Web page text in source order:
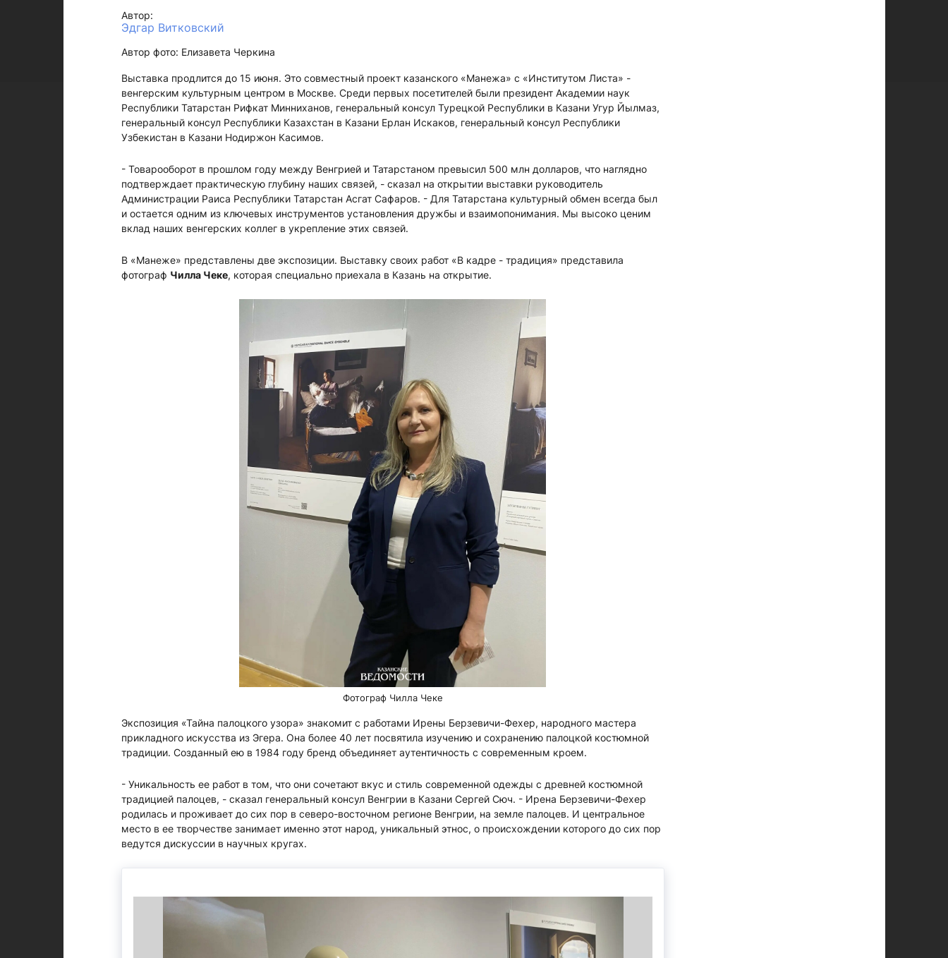
Автор:
Эдгар Витковский
Автор фото: Елизавета Черкина
Выставка продлится до 15 июня. Это совместный проект казанского «Манежа» с «Институтом Листа» -
венгерским культурным центром в Москве. Среди первых посетителей были президент Академии наук
Республики Татарстан Рифкат Минниханов, генеральный консул Турецкой Республики в Казани Угур Йылмаз,
генеральный консул Республики Казахстан в Казани Ерлан Искаков, генеральный консул Республики
Узбекистан в Казани Нодиржон Касимов.
- Товарооборот в прошлом году между Венгрией и Татарстаном превысил 500 млн долларов, что наглядно
подтверждает практическую глубину наших связей, - сказал на открытии выставки руководитель
Администрации Раиса Республики Татарстан Асгат Сафаров. - Для Татарстана культурный обмен всегда был
и остается одним из ключевых инструментов установления дружбы и взаимопонимания. Мы высоко ценим
вклад наших венгерских коллег в укрепление этих связей.
В «Манеже» представлены две экспозиции. Выставку своих работ «В кадре - традиция» представила
фотограф Чилла Чеке, которая специально приехала в Казань на открытие.
Фотограф Чилла Чеке
Экспозиция «Тайна палоцкого узора» знакомит с работами Ирены Берзевичи-Фехер, народного мастера
прикладного искусства из Эгера. Она более 40 лет посвятила изучению и сохранению палоцкой костюмной
традиции. Созданный ею в 1984 году бренд объединяет аутентичность с современным кроем.
- Уникальность ее работ в том, что они сочетают вкус и стиль современной одежды с древней костюмной
традицией палоцев, - сказал генеральный консул Венгрии в Казани Сергей Сюч. - Ирена Берзевичи-Фехер
родилась и проживает до сих пор в северо-восточном регионе Венгрии, на земле палоцев. И центральное
место в ее творчестве занимает именно этот народ, уникальный этнос, о происхождении которого до сих пор
ведутся дискуссии в научных кругах.